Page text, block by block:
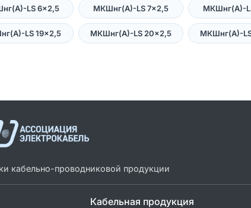
LS 6×2,5 МКШнг(А)-LS 7×2,5 МКШнг(А)-
LS 19×2,5 МКШнг(А)-LS 20×2,5 МКШнг(А)-
кабельно-проводниковой продукции
Кабельная продукция